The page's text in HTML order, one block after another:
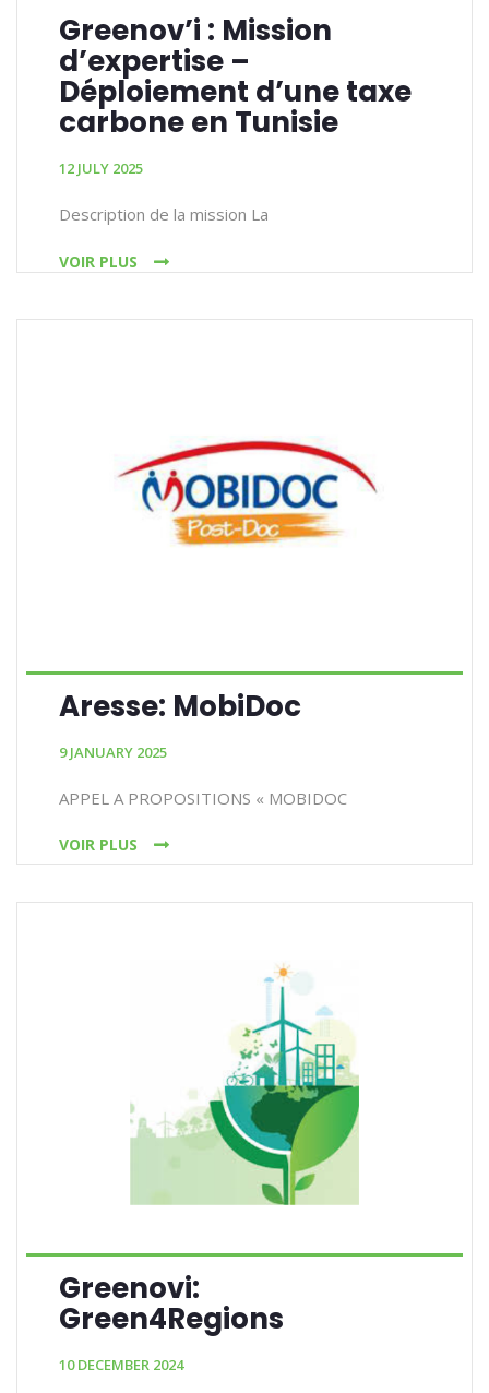
Greenov’i : Mission
d’expertise –
Déploiement d’une taxe
carbone en Tunisie
12 JULY 2025
Description de la mission La
VOIR PLUS
Aresse: MobiDoc
9 JANUARY 2025
APPEL A PROPOSITIONS « MOBIDOC
VOIR PLUS
Greenovi:
Green4Regions
10 DECEMBER 2024